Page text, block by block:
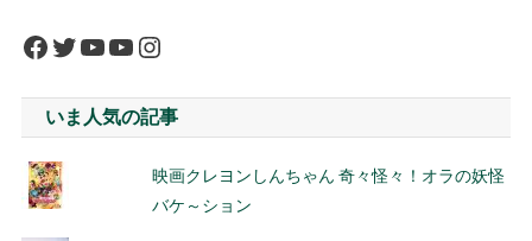
Facebook
Twitter
YouTube
YouTube
Instagram
いま人気の記事
映画クレヨンしんちゃん 奇々怪々！オラの妖怪
バケ～ション